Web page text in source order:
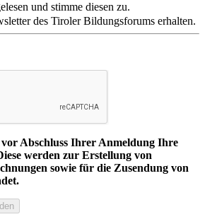
und stimme diesen zu.
des Tiroler Bildungsforums erhalten.
Abschluss Ihrer Anmeldung Ihre
werden zur Erstellung von
sowie für die Zusendung von